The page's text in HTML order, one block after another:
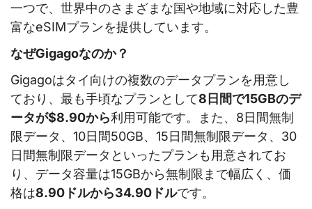
一つで、世界中のさまざまな国や地域に対応した豊
富なeSIMプランを提供しています。
なぜGigagoなのか？
Gigagoはタイ向けの複数のデータプランを用意し
ており、最も手頃なプランとして8日間で15GBのデ
ータが$8.90から利用可能です。また、8日間無制
限データ、10日間50GB、15日間無制限データ、30
日間無制限データといったプランも用意されてお
り、データ容量は15GBから無制限まで幅広く、価
格は8.90ドルから34.90ドルです。